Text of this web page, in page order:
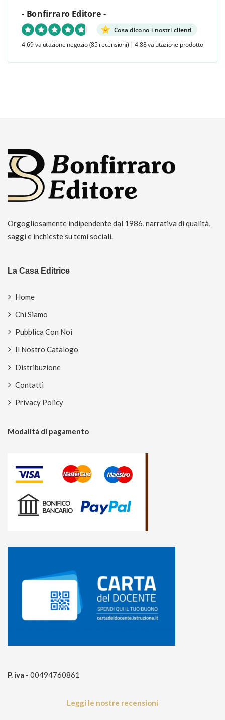
- Bonfirraro Editore -
Cosa dicono i nostri clienti
4.69 valutazione negozio (85 recensioni) | 4.88 valutazione prodotto
Orgogliosamente indipendente dal 1986, narrativa di qualità,
saggi e inchieste su temi sociali.
La Casa Editrice
Home
Chi Siamo
Pubblica Con Noi
Il Nostro Catalogo
Distribuzione
Contatti
Privacy Policy
Modalità di pagamento
P. iva - 00494760861
Leggi le nostre recensioni